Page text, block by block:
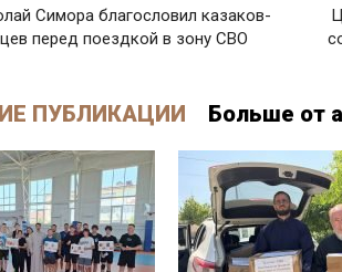
Симора благословил казаков-
перед поездкой в зону СВО
ПУБЛИКАЦИИ Больше от